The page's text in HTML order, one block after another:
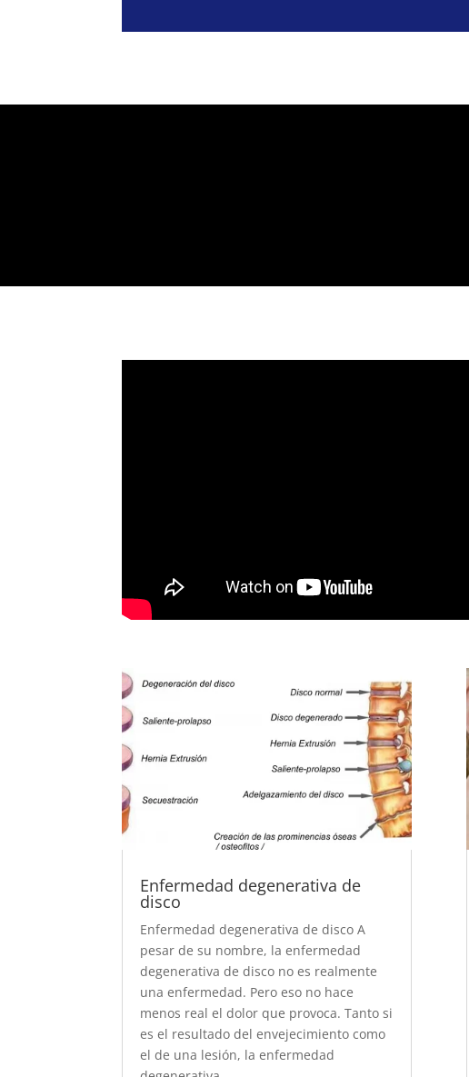
Enfermedad degenerativa de
disco
Enfermedad degenerativa de disco A
pesar de su nombre, la enfermedad
degenerativa de disco no es realmente
una enfermedad. Pero eso no hace
menos real el dolor que provoca. Tanto si
es el resultado del envejecimiento como
el de una lesión, la enfermedad